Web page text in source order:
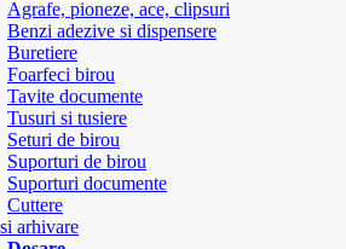
Agrafe, pioneze, ace, clipsuri
Benzi adezive si dispensere
Buretiere
Foarfeci birou
Tavite documente
Tusuri si tusiere
Seturi de birou
Suporturi de birou
Suporturi documente
Cuttere
arhivare